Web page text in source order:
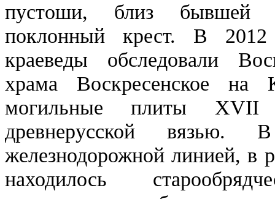
пустоши, близ бывшей
поклонный крест. В
краеведы обследовали
храма Воскресенское
могильные плиты XVII
древнерусской
железнодорожной линией, в
находилось